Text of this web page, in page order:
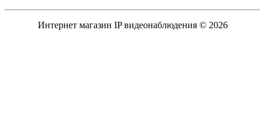
Интернет магазин IP видеонаблюдения © 2026